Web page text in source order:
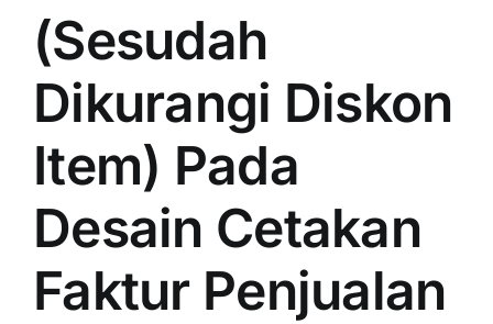
(Sesudah
Dikurangi Diskon
Item) Pada
Desain Cetakan
Faktur Penjualan